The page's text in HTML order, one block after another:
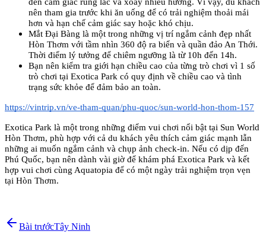
nên tham gia trước khi ăn uống để có trải nghiệm thoải mái
hơn và hạn chế cảm giác say hoặc khó chịu.
Mắt Đại Bàng là một trong những vị trí ngắm cảnh đẹp nhất
Hòn Thơm với tầm nhìn 360 độ ra biển và quần đảo An Thới.
Thời điểm lý tưởng để chiêm ngưỡng là từ 10h đến 14h.
Bạn nên kiểm tra giới hạn chiều cao của từng trò chơi vì 1 số
trò chơi tại Exotica Park có quy định về chiều cao và tình
trạng sức khỏe để đảm bảo an toàn.
https://vintrip.vn/ve-tham-quan/phu-quoc/sun-world-hon-thom-157
Exotica Park là một trong những điểm vui chơi nổi bật tại Sun World
Hòn Thơm, phù hợp với cả du khách yêu thích cảm giác mạnh lẫn
những ai muốn ngắm cảnh và chụp ảnh check-in. Nếu có dịp đến
Phú Quốc, bạn nên dành vài giờ để khám phá Exotica Park và kết
hợp vui chơi cùng Aquatopia để có một ngày trải nghiệm trọn vẹn
tại Hòn Thơm.
Bài trướcTây Ninh